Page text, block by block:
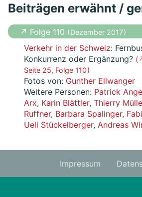
Beiträgen erwähnt /
↗ Folge 110 ( Dezember 2017 )
Verkehr in der Schweiz:
Konkurrenz oder Ergänzung? (
Seite 25, Folge 110 )
Fotos von: Gunther Ellwanger
Weitere Personen: Patrick
Arx, Karin Blättler, Thierry
Ruffner, Barbara Spalinger,
Ueli Stückelberger, Andreas
Impressum